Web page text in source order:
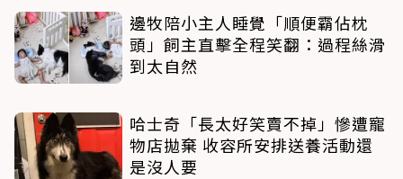
邊牧陪小主人睡覺「順便霸佔枕
頭」飼主直擊全程笑翻：過程絲滑
到太自然
哈士奇「長太好笑賣不掉」慘遭寵
物店拋棄 收容所安排送養活動還
是沒人要